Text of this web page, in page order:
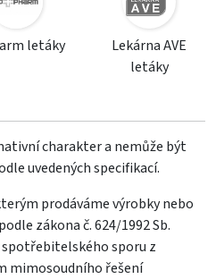
letáky
Lekárna AVE
letáky
charakter a nemůže být
uvedených specifikací.
prodáváme výrobky nebo
zákona č. 624/1992 Sb.
sporu z
mimosoudního řešení